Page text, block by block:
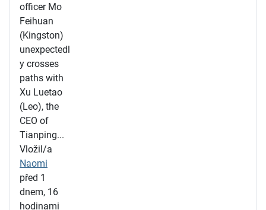
officer Mo
Feihuan
(Kingston)
unexpectedl
y crosses
paths with
Xu Luetao
(Leo), the
CEO of
Tianping...
Vložil/a
Naomi
před 1
dnem, 16
hodinami